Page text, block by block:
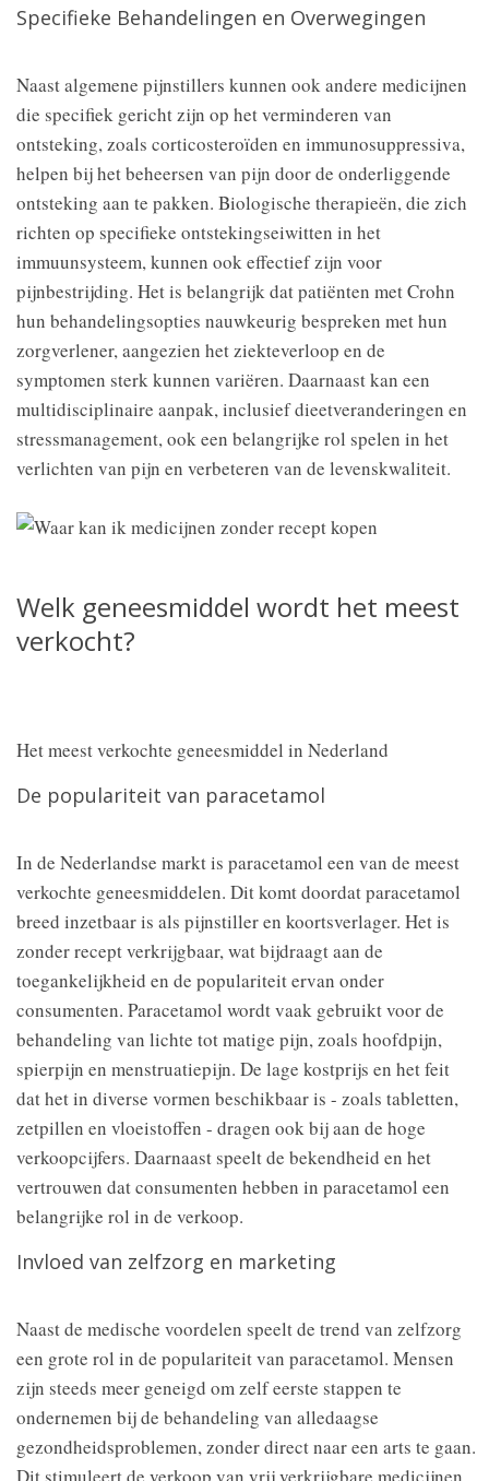
Specifieke Behandelingen en Overwegingen
Naast algemene pijnstillers kunnen ook andere medicijnen
die specifiek gericht zijn op het verminderen van
ontsteking, zoals corticosteroïden en immunosuppressiva,
helpen bij het beheersen van pijn door de onderliggende
ontsteking aan te pakken. Biologische therapieën, die zich
richten op specifieke ontstekingseiwitten in het
immuunsysteem, kunnen ook effectief zijn voor
pijnbestrijding. Het is belangrijk dat patiënten met Crohn
hun behandelingsopties nauwkeurig bespreken met hun
zorgverlener, aangezien het ziekteverloop en de
symptomen sterk kunnen variëren. Daarnaast kan een
multidisciplinaire aanpak, inclusief dieetveranderingen en
stressmanagement, ook een belangrijke rol spelen in het
verlichten van pijn en verbeteren van de levenskwaliteit.
Welk geneesmiddel wordt het meest
verkocht?
Het meest verkochte geneesmiddel in Nederland
De populariteit van paracetamol
In de Nederlandse markt is paracetamol een van de meest
verkochte geneesmiddelen. Dit komt doordat paracetamol
breed inzetbaar is als pijnstiller en koortsverlager. Het is
zonder recept verkrijgbaar, wat bijdraagt aan de
toegankelijkheid en de populariteit ervan onder
consumenten. Paracetamol wordt vaak gebruikt voor de
behandeling van lichte tot matige pijn, zoals hoofdpijn,
spierpijn en menstruatiepijn. De lage kostprijs en het feit
dat het in diverse vormen beschikbaar is - zoals tabletten,
zetpillen en vloeistoffen - dragen ook bij aan de hoge
verkoopcijfers. Daarnaast speelt de bekendheid en het
vertrouwen dat consumenten hebben in paracetamol een
belangrijke rol in de verkoop.
Invloed van zelfzorg en marketing
Naast de medische voordelen speelt de trend van zelfzorg
een grote rol in de populariteit van paracetamol. Mensen
zijn steeds meer geneigd om zelf eerste stappen te
ondernemen bij de behandeling van alledaagse
gezondheidsproblemen, zonder direct naar een arts te gaan.